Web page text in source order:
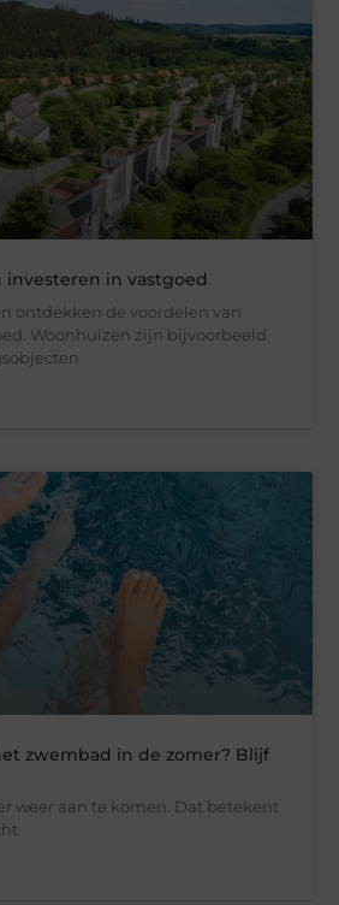
investeren in vastgoed
ontdekken de voordelen van
Woonhuizen zijn bijvoorbeeld
zwembad in de zomer? Blijf
weer aan te komen. Dat betekent